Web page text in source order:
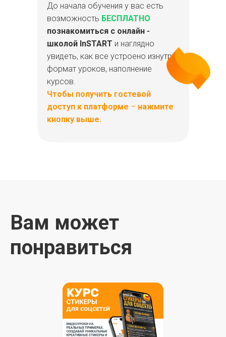
До начала обучения у вас есть
возможность БЕСПЛАТНО
познакомиться с онлайн -
школой InSTART и наглядно
увидеть, как все устроено изнутри:
формат уроков, наполнение
курсов.
Чтобы получить гостевой
доступ к платформе – нажмите
кнопку выше.
Вам может
понравиться